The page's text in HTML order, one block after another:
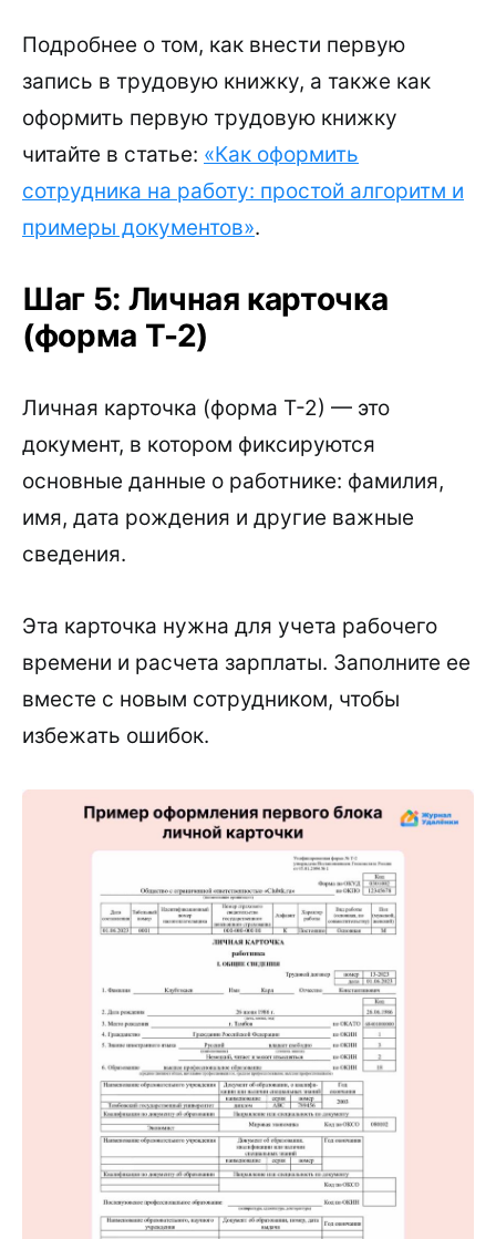
Подробнее о том, как внести первую
запись в трудовую книжку, а также как
оформить первую трудовую книжку
читайте в статье: «Как оформить
сотрудника на работу: простой алгоритм и
примеры документов».
Шаг 5: Личная карточка
(форма Т-2)
Личная карточка (форма Т-2) — это
документ, в котором фиксируются
основные данные о работнике: фамилия,
имя, дата рождения и другие важные
сведения.
Эта карточка нужна для учета рабочего
времени и расчета зарплаты. Заполните ее
вместе с новым сотрудником, чтобы
избежать ошибок.